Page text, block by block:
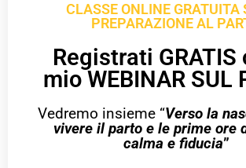
CLASSE ONLINE GRATUITA
PREPARAZIONE AL
Registrati GRATIS
mio WEBINAR SUL
Vedremo insieme “Verso la
vivere il parto e le prime ore
calma e fiducia”